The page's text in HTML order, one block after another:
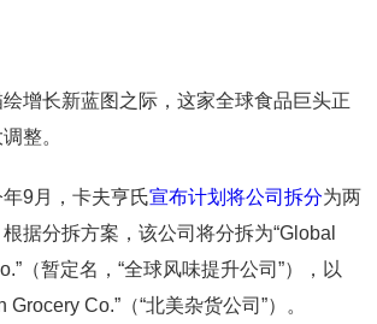
增长新蓝图之际，这家全球食品巨头正
整。
9月，卡夫亨氏宣布计划将公司拆分为两
据分拆方案，该公司将分拆为“Global
（暂定名，“全球风味提升公司”），以
Grocery Co.”（“北美杂货公司”）。